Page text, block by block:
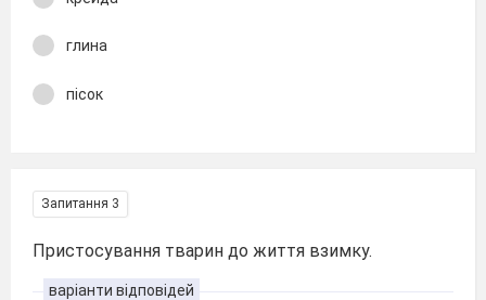
глина
пісок
Запитання 3
Пристосування тварин до життя взимку.
варіанти відповідей